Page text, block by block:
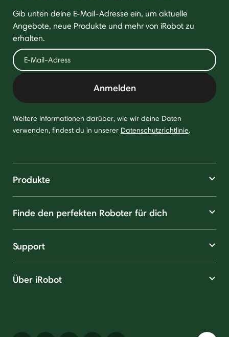
Gib unten deine E-Mail-Adresse ein, um aktuelle
Angebote, neue Produkte und mehr von iRobot zu
erhalten.
Anmelden
Weitere Informationen darüber, wie wir deine Daten
verwenden, findest du in unserer Datenschutzrichtlinie.
Produkte
Finde den perfekten Roboter für dich
Support
Über iRobot